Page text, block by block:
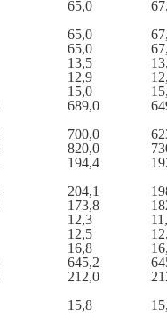
65,0
65,0
65,0
13,5
12,9
15,0
689,0
700,0
820,0
194,4
204,1
173,8
12,3
12,5
16,8
645,2
212,0
15,8